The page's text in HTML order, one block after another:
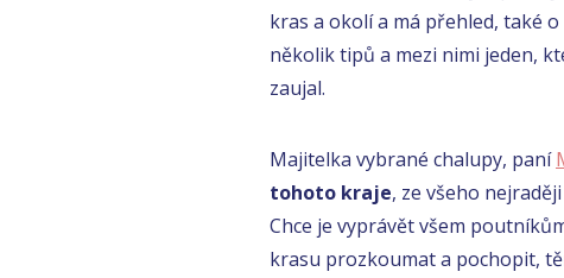
kras a okolí a má přehled, také
několik tipů a mezi nimi jeden,
zaujal.
Majitelka vybrané chalupy, paní
tohoto kraje, ze všeho
Chce je vyprávět všem
krasu prozkoumat a pochopit,